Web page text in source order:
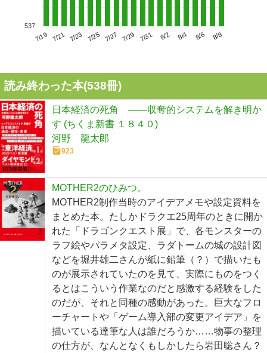
7/19 7/21 7/23 7/25 7/27 7/29 7/31 8/2 8/4 8/6 8/8
537
読み終わった本(538冊)
日本経済の死角 ――収奪的システムを解き明か
す (ちくま新書 １８４０)
河野 龍太郎
923
MOTHER2のひみつ。
MOTHER2制作当時のアイデアメモや設定資料を
まとめた本。たしかドラクエ25周年のときに開か
れた「ドラゴンクエスト展」で、各モンスターの
ラフ絵やパラメタ設定、ラダトームの城の設計図
などを堀井雄二さんが紙に鉛筆（？）で描いたも
のが展示されていたのを見て、実際にものをつく
るとはこういう作業なのだと感激する経験をした
のだが、それと同種の感動があった。巨大なフロ
ーチャートや「ゲーム導入部の変更アイデア」を
描いている達筆な人は誰だろうか……物事の整理
の仕方が、なんとなくもしかしたら岩田聡さん？